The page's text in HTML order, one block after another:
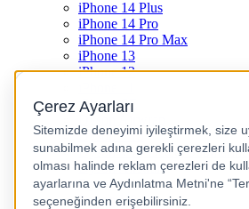
iPhone 14 Plus
iPhone 14 Pro
iPhone 14 Pro Max
iPhone 13
iPhone 12
iPhone SE
Dyson Airwrap
Dyson V15
Dyson V15 Detect Submarine
Dyson Airstrait
Dyson V12
Dyson V8